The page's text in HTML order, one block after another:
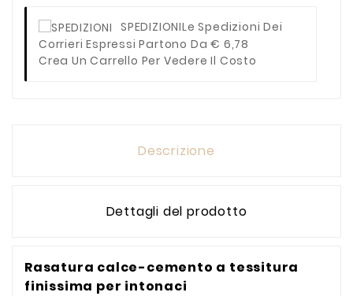
SPEDIZIONILe Spedizioni Dei
Corrieri Espressi Partono Da € 6,78
Crea Un Carrello Per Vedere Il Costo
Descrizione
Dettagli del prodotto
Rasatura calce-cemento a tessitura
finissima per intonaci